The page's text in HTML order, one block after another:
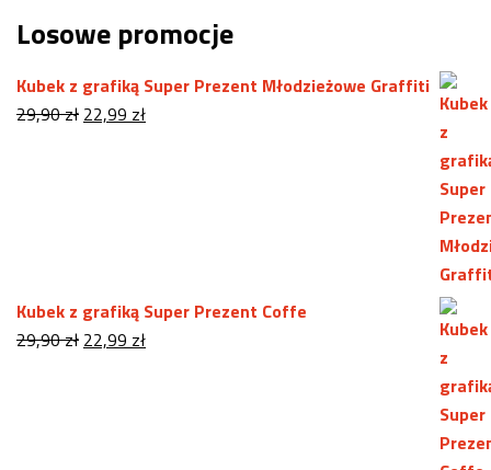
Losowe promocje
Kubek z grafiką Super Prezent Młodzieżowe Graffiti
29,90zł Pierwotna
22,99 złAktualna
Kubek z grafiką Super Prezent Coffe
29,90zł Pierwotna
22,99 złAktualna